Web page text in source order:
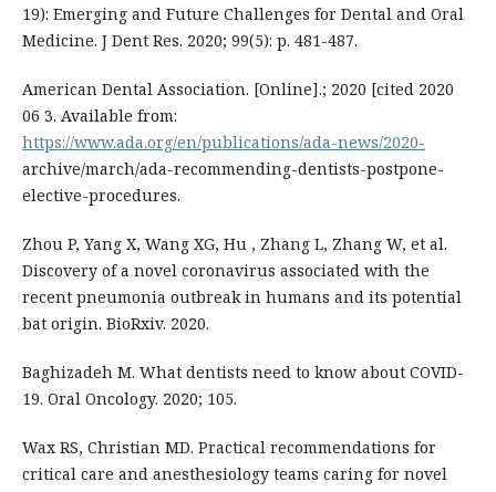
19): Emerging and Future Challenges for Dental and Oral
Medicine. J Dent Res. 2020; 99(5): p. 481-487.
American Dental Association. [Online].; 2020 [cited 2020
06 3. Available from:
https://www.ada.org/en/publications/ada-news/2020-
archive/march/ada-recommending-dentists-postpone-
elective-procedures.
Zhou P, Yang X, Wang XG, Hu , Zhang L, Zhang W, et al.
Discovery of a novel coronavirus associated with the
recent pneumonia outbreak in humans and its potential
bat origin. BioRxiv. 2020.
Baghizadeh M. What dentists need to know about COVID-
19. Oral Oncology. 2020; 105.
Wax RS, Christian MD. Practical recommendations for
critical care and anesthesiology teams caring for novel